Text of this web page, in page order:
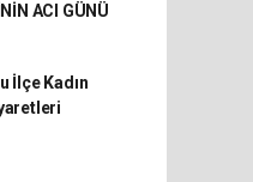
ACI GÜNÜ
İlçe Kadın